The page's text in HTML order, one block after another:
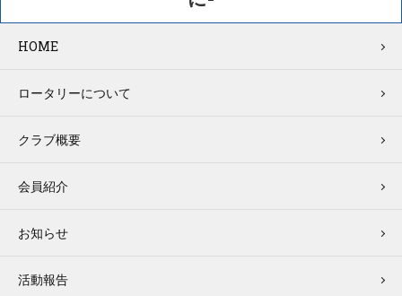
HOME
ロータリーについて
クラブ概要
会員紹介
お知らせ
活動報告